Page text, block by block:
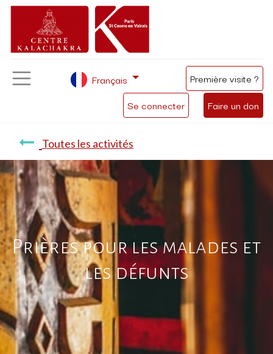
Se connecter Faire un don
Français Première visite ?
Toutes les activités
Prières pour les malades et
les défunts